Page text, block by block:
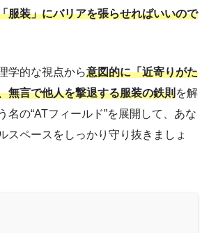
服装」にバリアを張らせればいいので
学的な視点から意図的に「近寄りがた
無言で他人を撃退する服装の鉄則を解
名の“ATフィールド”を展開して、あな
スペースをしっかり守り抜きましょ